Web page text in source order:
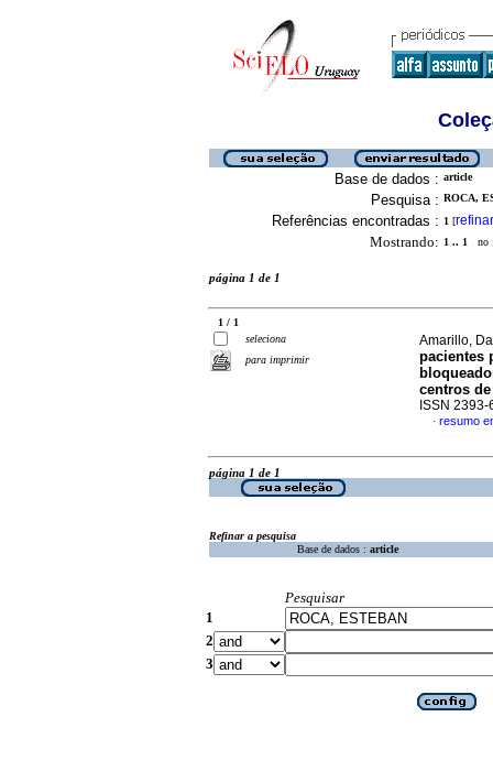
Base de dados : article
Pesquisa : ROCA,
Referências encontradas : 1 [refinar
Mostrando: 1 .. 1 no
página 1 de 1
1 / 1
seleciona
para imprimir
Amarillo,
pacientes
centros
ISSN 2393-
· resumo
página 1 de 1
Refinar a pesquisa
Base de dados : article
Pesquisar
1
2
3